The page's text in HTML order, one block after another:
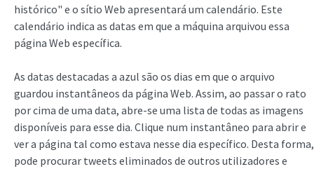
histórico" e o sítio Web apresentará um calendário. Este
calendário indica as datas em que a máquina arquivou essa
página Web específica.
As datas destacadas a azul são os dias em que o arquivo
guardou instantâneos da página Web. Assim, ao passar o rato
por cima de uma data, abre-se uma lista de todas as imagens
disponíveis para esse dia. Clique num instantâneo para abrir e
ver a página tal como estava nesse dia específico. Desta forma,
pode procurar tweets eliminados de outros utilizadores e